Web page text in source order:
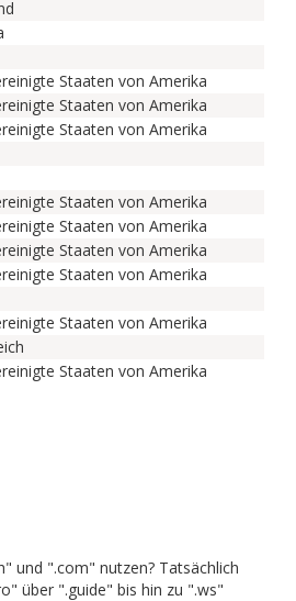
Staaten von Amerika
Staaten von Amerika
Staaten von Amerika
Staaten von Amerika
Staaten von Amerika
Staaten von Amerika
Staaten von Amerika
Staaten von Amerika
Staaten von Amerika
und ".com" nutzen? Tatsächlich
über ".guide" bis hin zu ".ws"